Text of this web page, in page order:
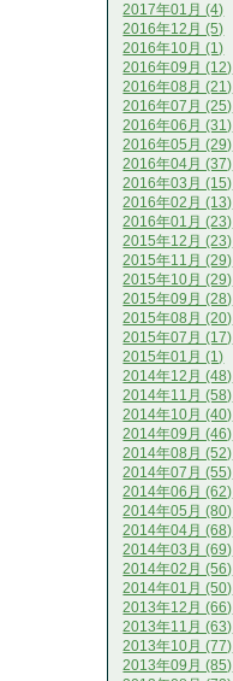
2017年01月 (4)
2016年12月 (5)
2016年10月 (1)
2016年09月 (12)
2016年08月 (21)
2016年07月 (25)
2016年06月 (31)
2016年05月 (29)
2016年04月 (37)
2016年03月 (15)
2016年02月 (13)
2016年01月 (23)
2015年12月 (23)
2015年11月 (29)
2015年10月 (29)
2015年09月 (28)
2015年08月 (20)
2015年07月 (17)
2015年01月 (1)
2014年12月 (48)
2014年11月 (58)
2014年10月 (40)
2014年09月 (46)
2014年08月 (52)
2014年07月 (55)
2014年06月 (62)
2014年05月 (80)
2014年04月 (68)
2014年03月 (69)
2014年02月 (56)
2014年01月 (50)
2013年12月 (66)
2013年11月 (63)
2013年10月 (77)
2013年09月 (85)